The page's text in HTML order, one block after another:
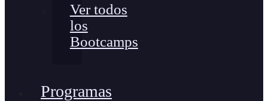
Ver todos
los
Bootcamps
Programas